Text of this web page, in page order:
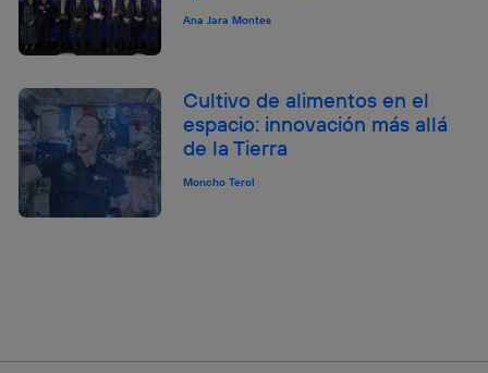
Ana Jara Montes
Cultivo de alimentos en el
espacio: innovación más allá
de la Tierra
Moncho Terol